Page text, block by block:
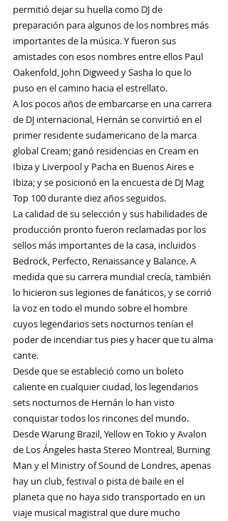
permitió dejar su huella como DJ de
preparación para algunos de los nombres más
importantes de la música. Y fueron sus
amistades con esos nombres entre ellos Paul
Oakenfold, John Digweed y Sasha lo que lo
puso en el camino hacia el estrellato.
A los pocos años de embarcarse en una carrera
de DJ internacional, Hernán se convirtió en el
primer residente sudamericano de la marca
global Cream; ganó residencias en Cream en
Ibiza y Liverpool y Pacha en Buenos Aires e
Ibiza; y se posicionó en la encuesta de DJ Mag
Top 100 durante diez años seguidos.
La calidad de su selección y sus habilidades de
producción pronto fueron reclamadas por los
sellos más importantes de la casa, incluidos
Bedrock, Perfecto, Renaissance y Balance. A
medida que su carrera mundial crecía, también
lo hicieron sus legiones de fanáticos, y se corrió
la voz en todo el mundo sobre el hombre
cuyos legendarios sets nocturnos tenían el
poder de incendiar tus pies y hacer que tu alma
cante.
Desde que se estableció como un boleto
caliente en cualquier ciudad, los legendarios
sets nocturnos de Hernán lo han visto
conquistar todos los rincones del mundo.
Desde Warung Brazil, Yellow en Tokio y Avalon
de Los Ángeles hasta Stereo Montreal, Burning
Man y el Ministry of Sound de Londres, apenas
hay un club, festival o pista de baile en el
planeta que no haya sido transportado en un
viaje musical magistral que dure mucho